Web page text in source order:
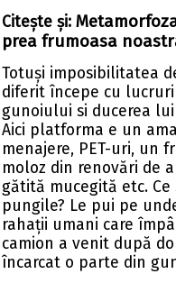
Citește și:
prea frumoasa
Totuși imposibilitatea
diferit începe cu
gunoiului si ducerea
Aici platforma e un
menajere, PET-uri, un
moloz din renovări de
gătită mucegită etc.
pungile? Le pui pe
rahații umani care
camion a venit după
încarcat o parte din